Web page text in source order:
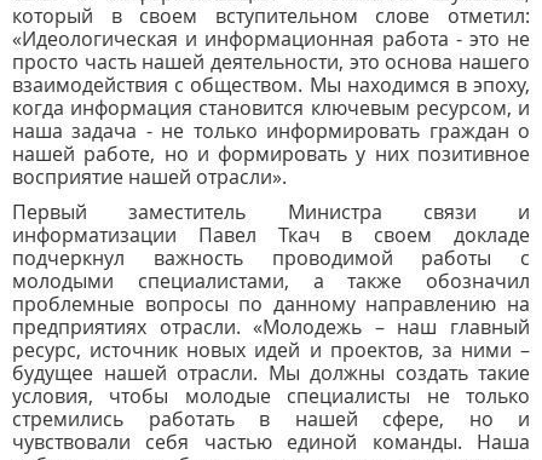
который в своем вступительном слове отметил:
«Идеологическая и информационная работа - это не
просто часть нашей деятельности, это основа нашего
взаимодействия с обществом. Мы находимся в эпоху,
когда информация становится ключевым ресурсом, и
наша задача - не только информировать граждан о
нашей работе, но и формировать у них позитивное
восприятие нашей отрасли».
Первый заместитель Министра связи и
информатизации Павел Ткач в своем докладе
подчеркнул важность проводимой работы с
молодыми специалистами, а также обозначил
проблемные вопросы по данному направлению на
предприятиях отрасли. «Молодежь – наш главный
ресурс, источник новых идей и проектов, за ними –
будущее нашей отрасли. Мы должны создать такие
условия, чтобы молодые специалисты не только
стремились работать в нашей сфере, но и
чувствовали себя частью единой команды. Наша